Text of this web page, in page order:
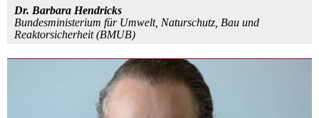
Dr. Barbara Hendricks
Bundesministerium für Umwelt, Naturschutz, Bau und
Reaktorsicherheit (BMUB)